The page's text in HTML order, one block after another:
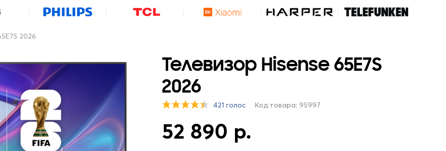
2026
Телевизор Hisense 65E7S
2026
421 голос Код товара: 95997
52 890 р.